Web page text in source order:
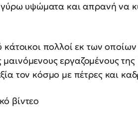
γύρω υψώματα και απρανή να
πολλοί εκ των οποίων
εργαζομένους της
τον κόσμο με πέτρες και
βίντεο